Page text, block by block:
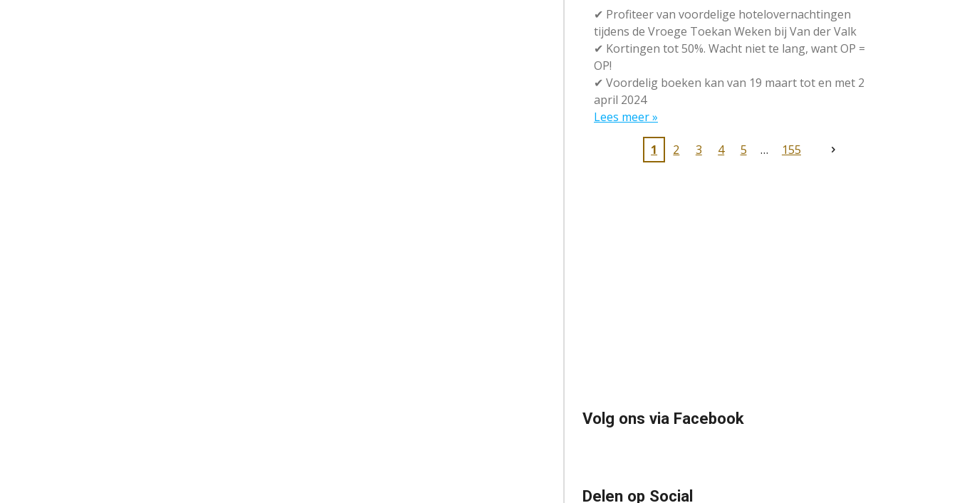
✔ Profiteer van voordelige hotelovernachtingen
tijdens de Vroege Toekan Weken bij Van der Valk
✔ Kortingen tot 50%. Wacht niet te lang, want OP =
OP!
✔ Voordelig boeken kan van 19 maart tot en met 2
april 2024
Lees meer »
1 2 3 4 5 155
Volg ons via Facebook
Delen op Social